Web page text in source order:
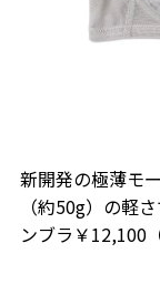
新開発の極薄モ
（約50g）の軽
ンブラ￥12,100